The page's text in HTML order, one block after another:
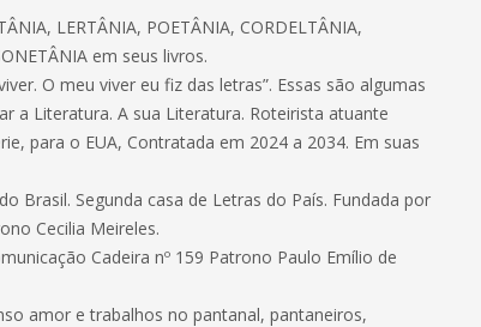
LERTÂNIA, POETÂNIA, CORDELTÂNIA,
em seus livros.
O meu viver eu fiz das letras”. Essas são algumas
a Literatura. A sua Literatura. Roteirista atuante
para o EUA, Contratada em 2024 a 2034. Em suas
Brasil. Segunda casa de Letras do País. Fundada por
Cecilia Meireles.
Cadeira nº 159 Patrono Paulo Emílio de
amor e trabalhos no pantanal, pantaneiros,